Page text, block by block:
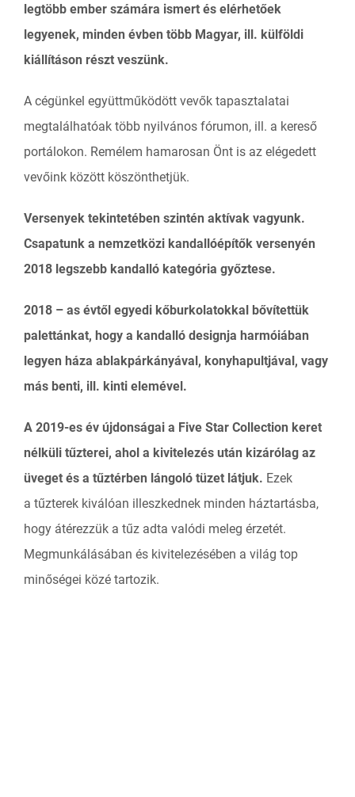
legtöbb ember számára ismert és elérhetőek
legyenek, minden évben több Magyar, ill. külföldi
kiállításon részt veszünk.
A cégünkel együttműködött vevők tapasztalatai
megtalálhatóak több nyilvános fórumon, ill. a kereső
portálokon. Remélem hamarosan Önt is az elégedett
vevőink között köszönthetjük.
Versenyek tekintetében szintén aktívak vagyunk.
Csapatunk a nemzetközi kandallóépítők versenyén
2018 legszebb kandalló kategória győztese.
2018 – as évtől egyedi kőburkolatokkal bővítettük
palettánkat, hogy a kandalló designja harmóiában
legyen háza ablakpárkányával, konyhapultjával, vagy
más benti, ill. kinti elemével.
A 2019-es év újdonságai a Five Star Collection keret
nélküli tűzterei, ahol a kivitelezés után kizárólag az
üveget és a tűztérben lángoló tüzet látjuk. Ezek
a tűzterek kiválóan illeszkednek minden háztartásba,
hogy átérezzük a tűz adta valódi meleg érzetét.
Megmunkálásában és kivitelezésében a világ top
minőségei közé tartozik.